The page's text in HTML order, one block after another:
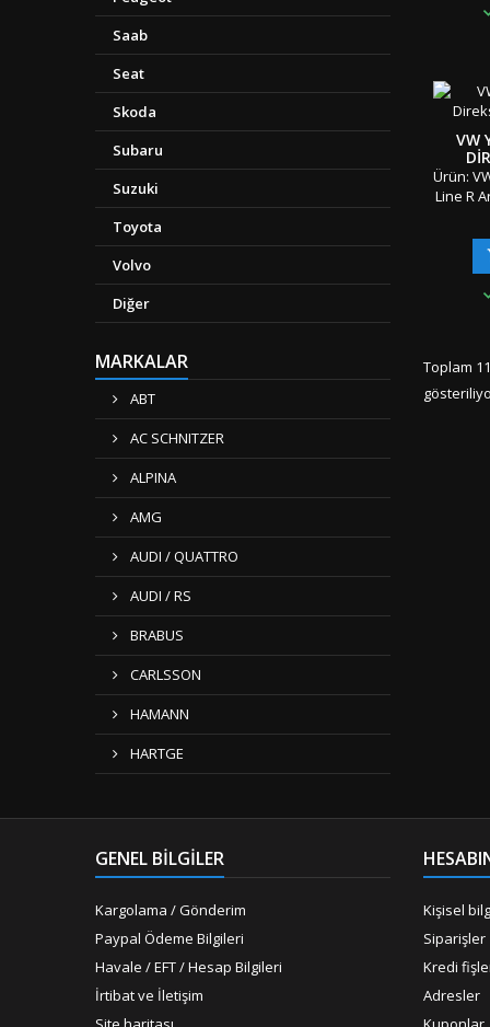
Saab
Seat
Skoda
Subaru
Suzuki
Toyota
Volvo
Diğer
MARKALAR
ABT
AC SCHNITZER
ALPINA
AMG
AUDI / QUATTRO
AUDI / RS
BRABUS
CARLSSON
HAMANN
HARTGE
Sınıf
Gönderi
""
VW
Ürün:
Line R
OEM
Gönderi
""
Toplam
GENEL BILGILER
Kargolama / Gönderim
Paypal Ödeme Bilgileri
Havale / EFT / Hesap Bilgileri
İrtibat ve İletişim
Kişisel
Siparişler
Kredi
Adresler